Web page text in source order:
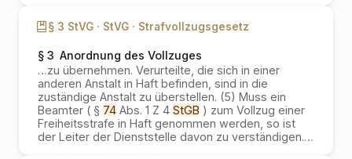
§ 3 StVG · StVG · Strafvollzugsgesetz
§ 3 Anordnung des Vollzuges
…zu übernehmen. Verurteilte, die sich in einer
anderen Anstalt in Haft befinden, sind in die
zuständige Anstalt zu überstellen. (5) Muss ein
Beamter ( § 74 Abs. 1 Z 4 StGB ) zum Vollzug einer
Freiheitsstrafe in Haft genommen werden, so ist
der Leiter der Dienststelle davon zu verständigen.…